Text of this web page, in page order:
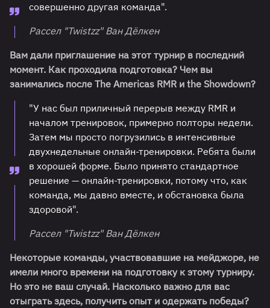
совершенно другая команда".
Рассел "⁠Twistzz⁠" Ван Дёлкен
Вам дали приглашение на этот турнир в последний
момент. Как проходила подготовка? Чем вы
занимались после The Americas RMR и the Showdown?
"У нас был приличный перерыв между RMR и
началом тренировок, примерно полторы недели.
Затем мы просто погрузились в интенсивные
двухнедельные онлайн-тренировки. Ребята были
в хорошей форме. Было принято стандартное
решение — онлайн-тренировки, потому что, как
команда, мы давно вместе, и обстановка была
здоровой".
Рассел "⁠Twistzz⁠" Ван Дёлкен
Некоторые команды, участвовавшие на мейджоре, не
имели много времени на подготовку к этому турниру.
Но это не ваш случай. Насколько важно для вас
отыграть здесь, получить опыт и одержать победы?